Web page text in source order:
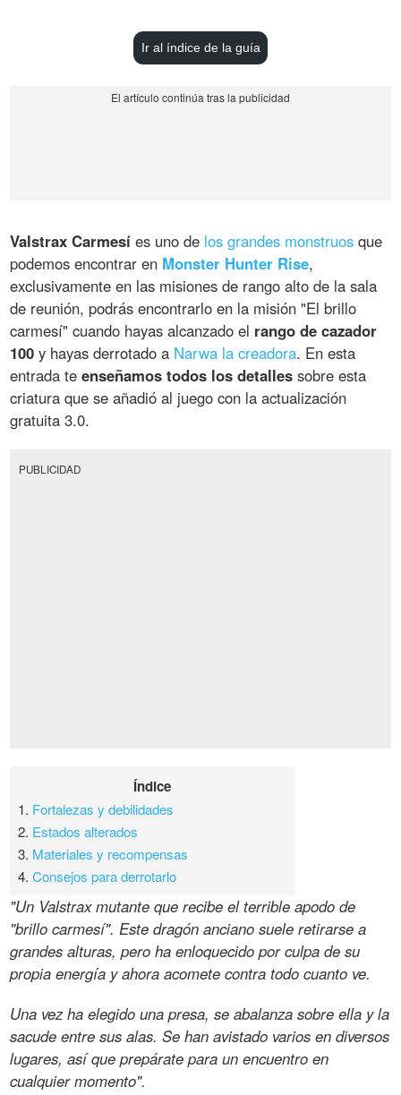
Ir al índice de la guía
Valstrax Carmesí es uno de los grandes monstruos que
podemos encontrar en Monster Hunter Rise,
exclusivamente en las misiones de rango alto de la sala
de reunión, podrás encontrarlo en la misión "El brillo
carmesí" cuando hayas alcanzado el rango de cazador
100 y hayas derrotado a Narwa la creadora. En esta
entrada teenseñamos todos los detalles sobre esta
criatura que se añadió al juego con la actualización
gratuita 3.0.
PUBLICIDAD
Índice
1. Fortalezas y debilidades
2. Estados alterados
3. Materiales y recompensas
4.Consejos para derrotarlo
"Un Valstrax mutante que recibe el terrible apodo de
"brillo carmesí". Este dragón anciano suele retirarse a
grandes alturas, pero ha enloquecido por culpa de su
propia energía y ahora acomete contra todo cuanto ve.
Una vez ha elegido una presa, se abalanza sobre ella y la
sacude entre sus alas. Se han avistado varios en diversos
lugares, así que prepárate para un encuentro en
cualquier momento".